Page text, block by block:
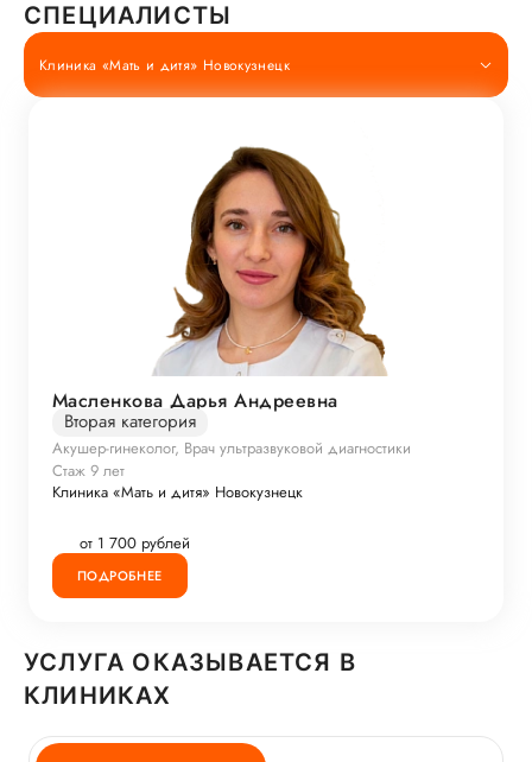
СПЕЦИАЛИСТЫ
Клиника «Мать и дитя» Новокузнецк
Масленкова Дарья Андреевна
Вторая категория
Акушер-гинеколог, Врач ультразвуковой диагностики
Стаж 9 лет
Клиника «Мать и дитя» Новокузнецк
от 1 700 рублей
ПОДРОБНЕЕ
УСЛУГА ОКАЗЫВАЕТСЯ В
КЛИНИКАХ